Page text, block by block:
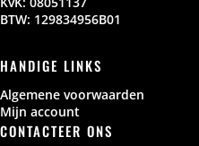
BTW: 129834956B01
HANDIGE LINKS
Algemene voorwaarden
Mijn account
CONTACTEER ONS